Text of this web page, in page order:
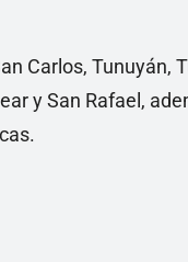
Carlos, Tunuyán,
y San Rafael,